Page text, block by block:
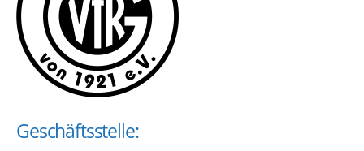
Geschäftsstelle: